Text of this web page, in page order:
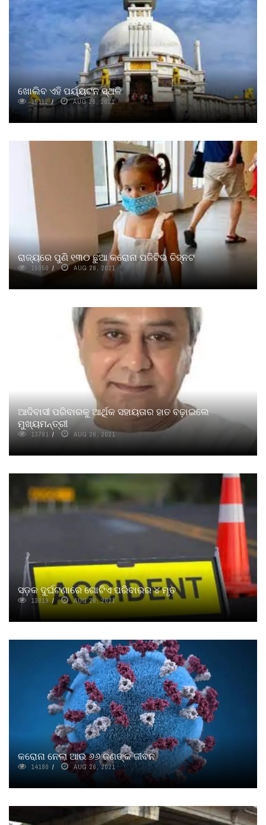
ଖୋଲିବ ଏହି ପର୍ୟ୍ୟଟନ ସ୍ଥଳି
15112 AUG 26, 2021
ରାଜ୍ୟରେ ପୁଣି ୧୩୦ ଛୁଆ କରୋନା ପଜିଟିଭ ଚିହ୍ନଟ
15050 AUG 26, 2021
ଆଦିବାସୀ ପରିବାରକୁ ଆର୍ଥିକ ସହାୟତାର ହାତ ବଢ଼ାଇଲେ
ମୁଖ୍ୟମନ୍ତ୍ରୀ
13791 AUG 26, 2021
ସଡ଼କ ଦୁର୍ଘଟଣାରେ ଗୋଟିଏ ପରିବାରର ୪ ମୃତ
13819 AUG 26, 2021
କରୋନା ନେଲା ଆଉ ୬୬ ଜଣଙ୍କ ଜୀବନ
14180 AUG 26, 2021